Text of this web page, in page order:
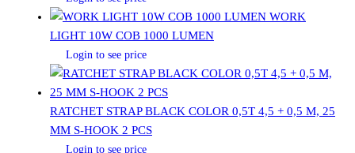
WORK
LIGHT 10W COB 1000 LUMEN
Login to see price
RATCHET STRAP BLACK COLOR 0,5T 4,5 + 0,5 M, 25
MM S-HOOK 2 PCS
Login to see price